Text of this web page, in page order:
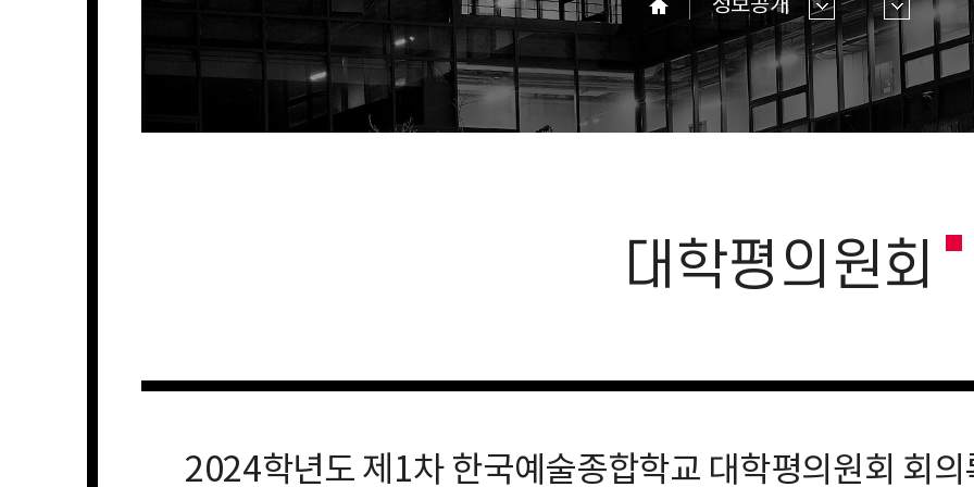
홈 정보공개
대학평의원회
2024학년도 제1차 한국예술종합학교 대학평의원회 회의